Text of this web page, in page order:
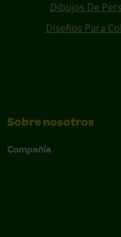
Dibujos De
Diseños Para
Sobre nosotros
Compañía